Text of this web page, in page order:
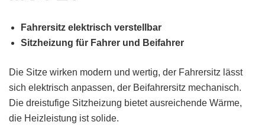
Fahrersitz elektrisch verstellbar
Sitzheizung für Fahrer und Beifahrer
Die Sitze wirken modern und wertig, der Fahrersitz lässt
sich elektrisch anpassen, der Beifahrersitz mechanisch.
Die dreistufige Sitzheizung bietet ausreichende Wärme,
die Heizleistung ist solide.